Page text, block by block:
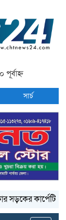
সার্চ
কার্পেটিং উঠে